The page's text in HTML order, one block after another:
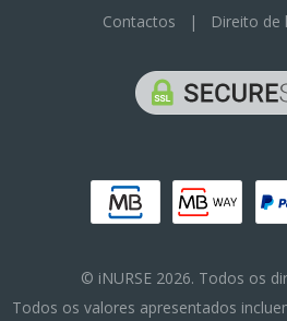
Contactos | Direito de
© iNURSE 2026. Todos os
Todos os valores apresentados